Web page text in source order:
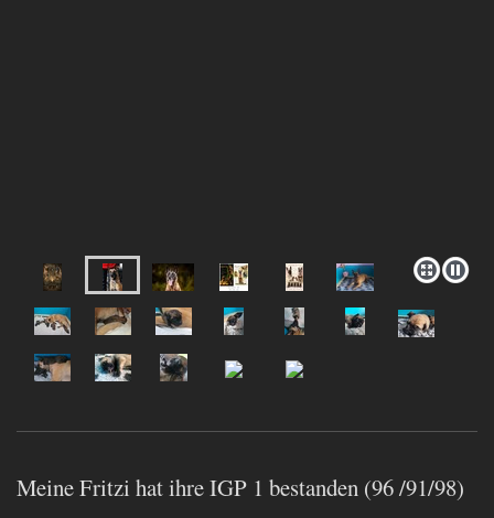
Meine Fritzi hat ihre IGP 1 bestanden (96 /91/98)